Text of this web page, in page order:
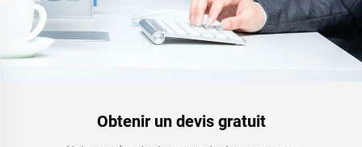
Obtenir un devis gratuit